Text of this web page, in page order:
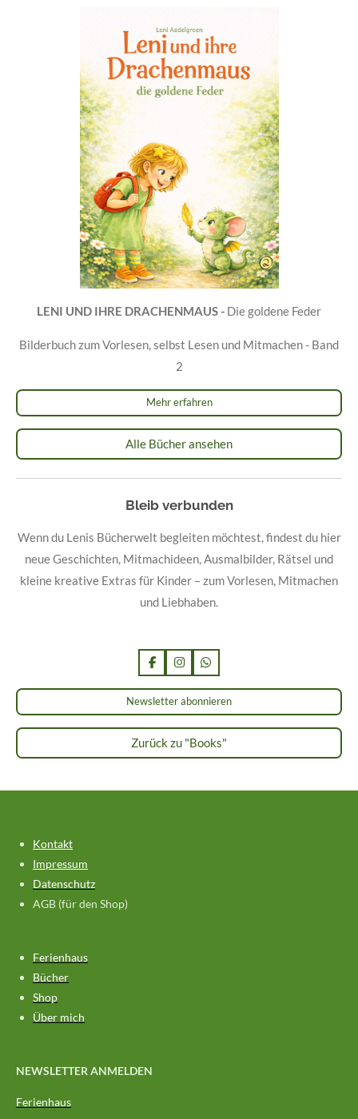
LENI UND IHRE DRACHENMAUS - Die goldene Feder
Bilderbuch zum Vorlesen, selbst Lesen und Mitmachen - Band
2
Mehr erfahren
Alle Bücher ansehen
Bleib verbunden
Wenn du Lenis Bücherwelt begleiten möchtest, findest du hier
neue Geschichten, Mitmachideen, Ausmalbilder, Rätsel und
kleine kreative Extras für Kinder – zum Vorlesen, Mitmachen
und Liebhaben.
F
a
c
e
b
o
o
k
I
n
s
t
a
g
r
a
m
W
h
a
t
s
A
p
p
Newsletter abonnieren
Zurück zu "Books"
Kontakt
Impressum
Datenschutz
AGB (für den Shop)
Ferienhaus
Bücher
Shop
Über mich
NEWSLETTER ANMELDEN
Ferienhaus